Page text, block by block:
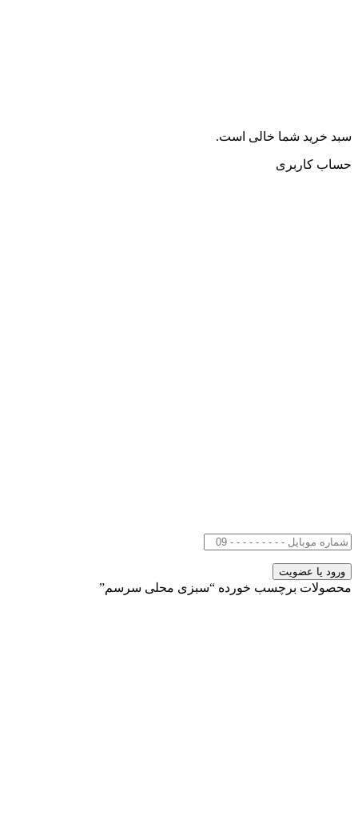
سبد خرید شما خالی است.
حساب کاربری
محصولات برچسب خورده “سبزی محلی سرسم”